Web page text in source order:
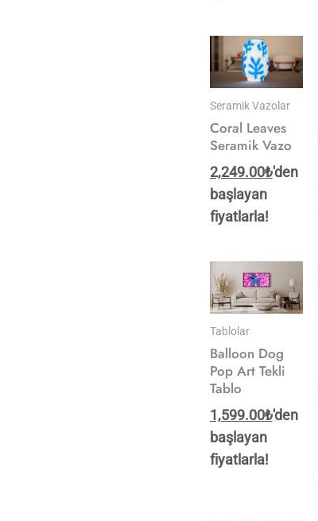
Seramik Vazolar
Coral Leaves
Seramik Vazo
2,249.00₺'den
başlayan
fiyatlarla!
Tablolar
Balloon Dog
Pop Art Tekli
Tablo
1,599.00₺'den
başlayan
fiyatlarla!